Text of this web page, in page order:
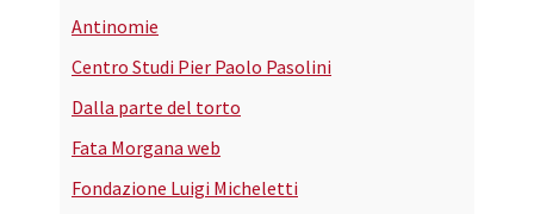
Antinomie
Centro Studi Pier Paolo Pasolini
Dalla parte del torto
Fata Morgana web
Fondazione Luigi Micheletti